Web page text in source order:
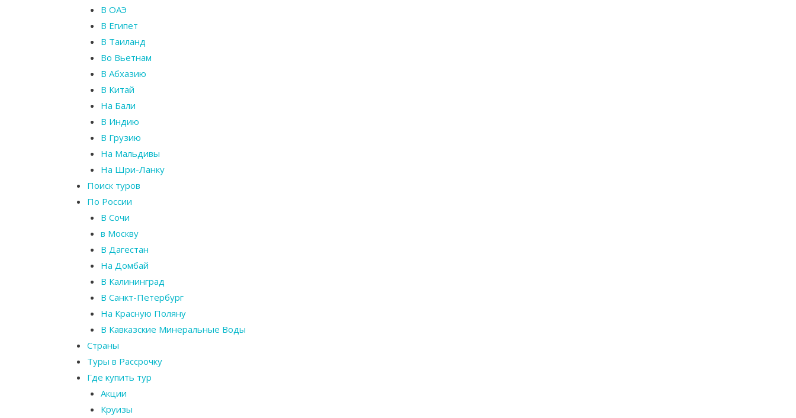
В ОАЭ
В Египет
В Таиланд
Во Вьетнам
В Абхазию
В Китай
На Бали
В Индию
В Грузию
На Мальдивы
На Шри-Ланку
Поиск туров
По России
В Сочи
в Москву
В Дагестан
На Домбай
В Калининград
В Санкт-Петербург
На Красную Поляну
В Кавказские Минеральные Воды
Страны
Туры в Рассрочку
Где купить тур
Акции
Круизы